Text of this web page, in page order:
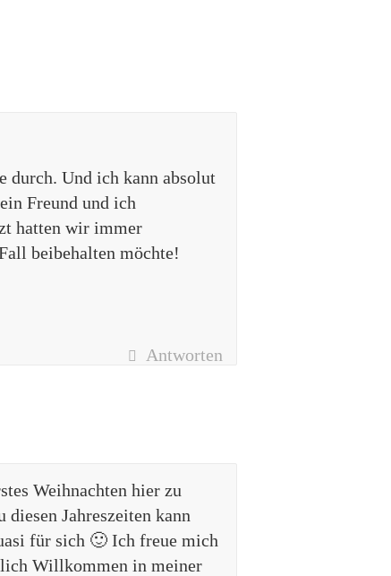
durch. Und ich kann absolut
Freund und ich
hatten wir immer
beibehalten möchte!
Antworten
Weihnachten hier zu
Jahreszeiten kann
für sich 🙂 Ich freue mich
Willkommen in meiner